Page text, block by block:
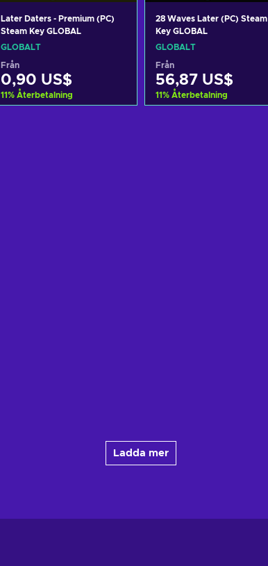
Later Daters - Premium (PC)
Steam Key GLOBAL
GLOBALT
Från
0,90 US$
11% Återbetalning
28 Waves Later (PC) Steam
Key GLOBAL
GLOBALT
Från
56,87 US$
11% Återbetalning
Ladda mer